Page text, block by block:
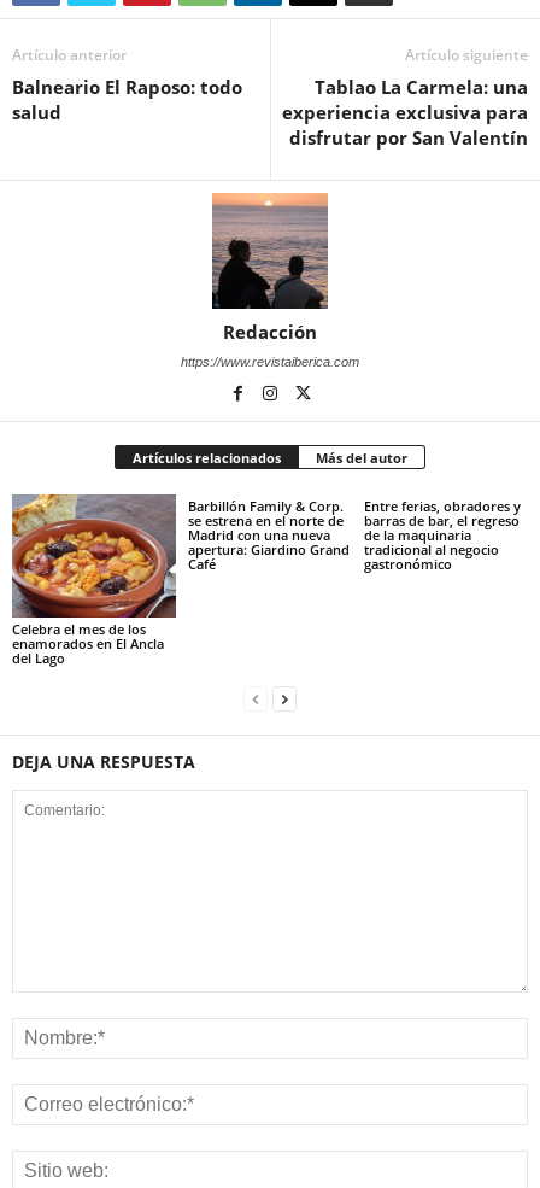
Artículo anterior
Balneario El Raposo: todo
salud
Artículo siguiente
Tablao La Carmela: una
experiencia exclusiva para
disfrutar por San Valentín
Redacción
https://www.revistaiberica.com
Artículos relacionados Más del autor
Celebra el mes de los
enamorados en El Ancla
del Lago
Barbillón Family & Corp.
se estrena en el norte de
Madrid con una nueva
apertura: Giardino Grand
Café
Entre ferias, obradores y
barras de bar, el regreso
de la maquinaria
tradicional al negocio
gastronómico
DEJA UNA RESPUESTA